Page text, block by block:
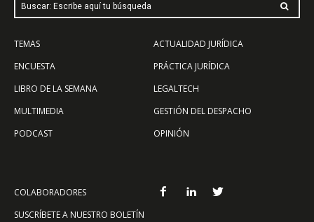
Buscar: Escribe aquí tu búsqueda
TEMAS
ENCUESTA
LIBRO DE LA SEMANA
MULTIMEDIA
PODCAST
ACTUALIDAD JURÍDICA
PRÁCTICA JURÍDICA
LEGALTECH
GESTIÓN DEL DESPACHO
OPINIÓN
COLABORADORES
SUSCRÍBETE A NUESTRO BOLETÍN